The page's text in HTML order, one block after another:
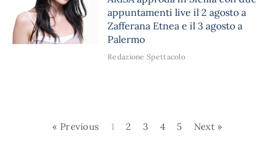
appuntamenti live il 2 agosto a
Zafferana Etnea e il 3 agosto a
Palermo
Redazione Spettacolo
« Previous 1 2 3 4 5 Next »